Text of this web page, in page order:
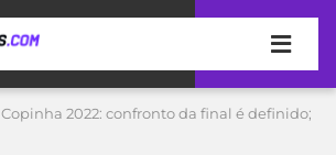
Copinha 2022: confronto da final é definido;